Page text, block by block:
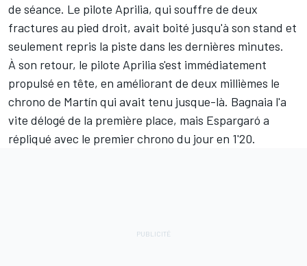
de séance. Le pilote Aprilia, qui souffre de deux
fractures au pied droit, avait boité jusqu'à son stand et
seulement repris la piste dans les dernières minutes.
À son retour, le pilote Aprilia s'est immédiatement
propulsé en tête, en améliorant de deux millièmes le
chrono de Martín qui avait tenu jusque-là. Bagnaia l'a
vite délogé de la première place, mais Espargaró a
répliqué avec le premier chrono du jour en 1'20.